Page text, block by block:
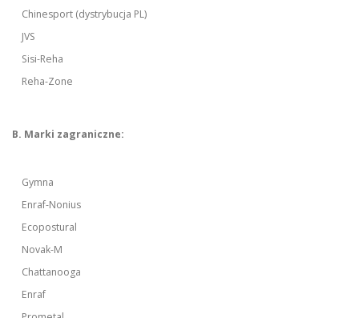
Chinesport (dystrybucja PL)
JVS
Sisi-Reha
Reha-Zone
B. Marki zagraniczne:
Gymna
Enraf-Nonius
Ecopostural
Novak-M
Chattanooga
Enraf